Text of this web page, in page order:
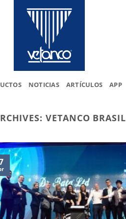
NOTICIAS ARTÍCULOS APP
VETANCO BRASIL